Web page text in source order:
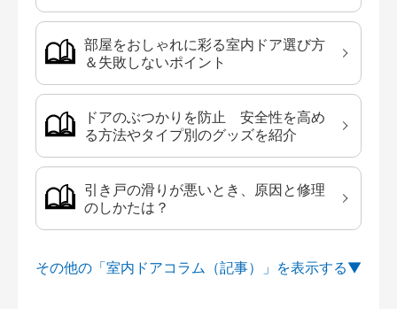
部屋をおしゃれに彩る室内ドア選び方
＆失敗しないポイント
ドアのぶつかりを防止 安全性を高め
る方法やタイプ別のグッズを紹介
引き戸の滑りが悪いとき、原因と修理
のしかたは？
その他の「室内ドアコラム（記事）」を